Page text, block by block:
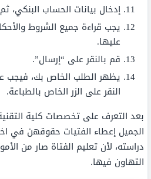
إدخال بيانات الحساب البنكي،
يجب قراءة جميع الشروط
عليها.
قم بالنقر على “إرسال”.
يظهر الطلب الخاص بك، فيجب
النقر على الزر الخاص بالطباعة.
بعد التعرف على تخصصات كلية
الجميل إعطاء الفتيات حقوقهن في
دراسته، لأن تعليم الفتاة صار من
التهاون فيها.